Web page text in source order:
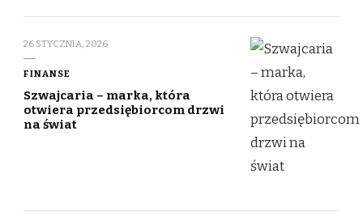
26 STYCZNIA, 2026
FINANSE
Szwajcaria – marka, która
otwiera przedsiębiorcom drzwi
na świat